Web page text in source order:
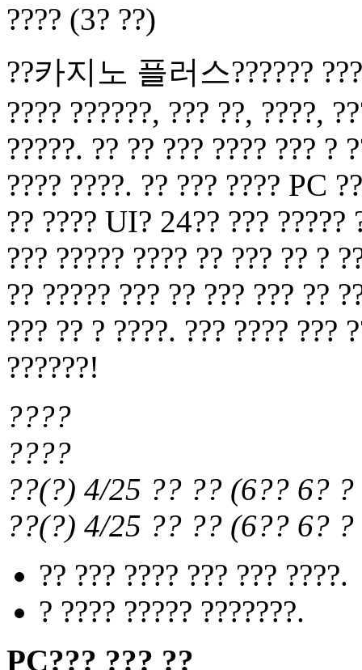
???? (3? ??)
??카지노 플러스?????? ???
???? ??????, ??? ??, ????,
?????. ?? ?? ??? ???? ??? ?
???? ????. ?? ??? ???? PC
?? ???? UI? 24?? ??? ?????
??? ????? ???? ?? ??? ?? ?
?? ????? ??? ?? ??? ??? ??
??? ?? ? ????. ??? ???? ???
??????!
????
????
??(?) 4/25 ?? ?? (6?? 6?
??(?) 4/25 ?? ?? (6?? 6?
?? ??? ???? ??? ??? ????.
? ???? ????? ???????.
PC??? ??? ??